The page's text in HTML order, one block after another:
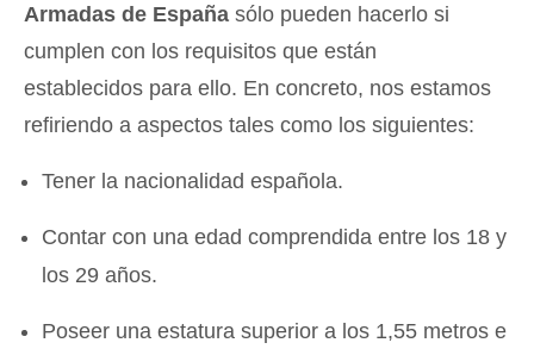
Armadas de España sólo pueden hacerlo si
cumplen con los requisitos que están
establecidos para ello. En concreto, nos estamos
refiriendo a aspectos tales como los siguientes:
Tener la nacionalidad española.
Contar con una edad comprendida entre los 18 y
los 29 años.
Poseer una estatura superior a los 1,55 metros e